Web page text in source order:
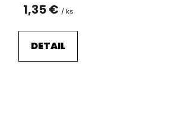
1,35 € / ks
DETAIL